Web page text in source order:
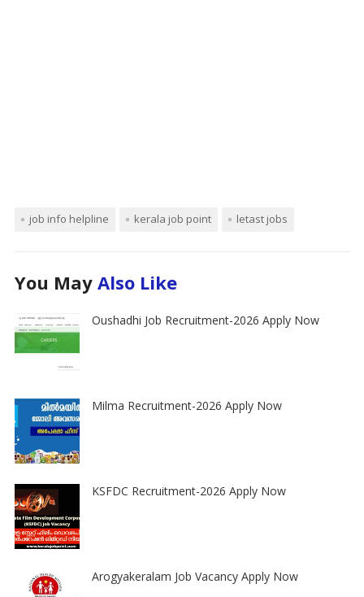
job info helpline kerala job point letast jobs
You May Also Like
Oushadhi Job Recruitment-2026 Apply Now
Milma Recruitment-2026 Apply Now
KSFDC Recruitment-2026 Apply Now
Arogyakeralam Job Vacancy Apply Now